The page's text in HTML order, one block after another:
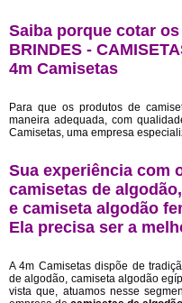
Saiba porque cotar
BRINDES -
4m Camisetas
Para que os produtos de
maneira adequada, com
Camisetas, uma empresa
Sua experiência com
camisetas de
e camiseta algodão
Ela precisa ser a
A 4m Camisetas dispõe de
de algodão, camiseta algodão
vista que, atuamos nesse